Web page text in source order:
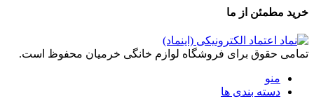
خرید مطمئن از ما
تمامی حقوق برای فروشگاه لوازم خانگی خرمیان محفوظ است.
منو
دسته بندی ها